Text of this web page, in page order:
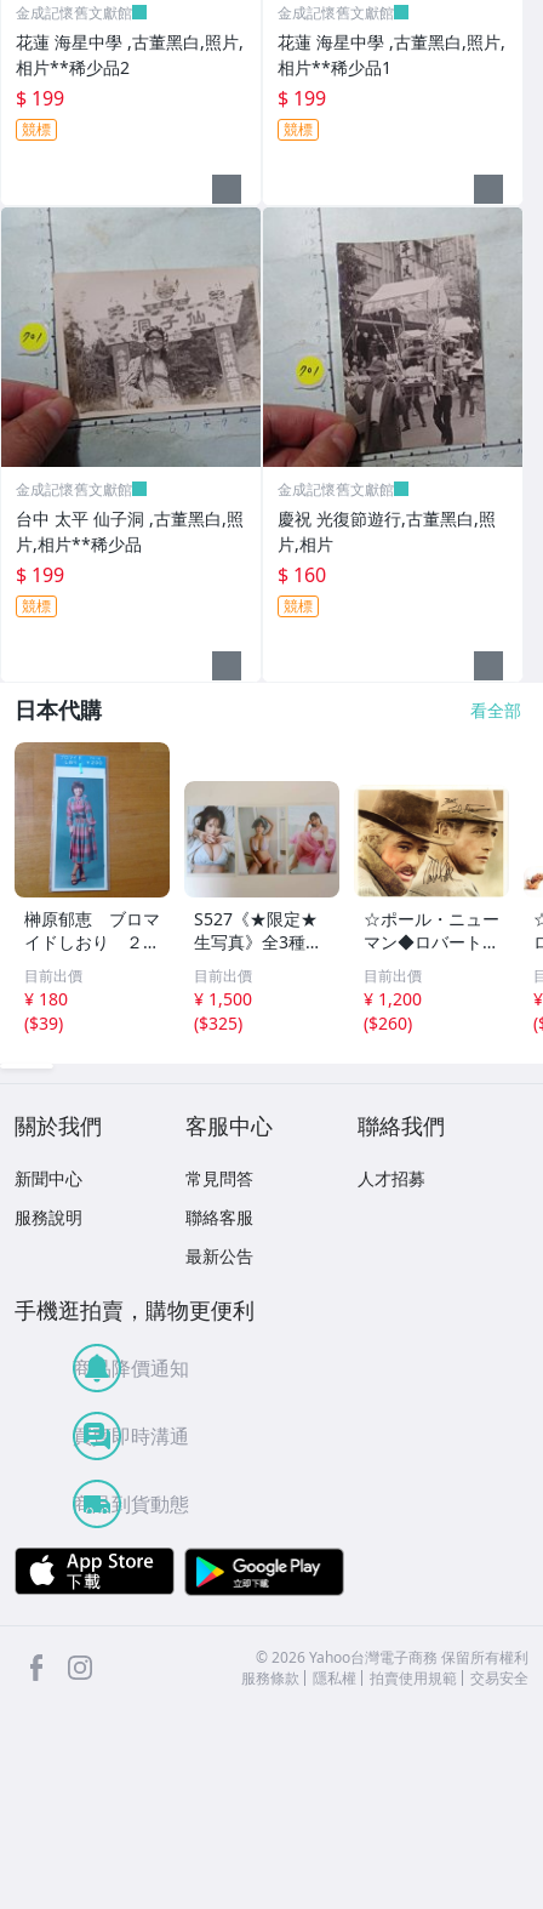
金成記懷舊文獻館
花蓮 海星中學 ,古董黑白,照片,
相片**稀少品2
$ 199
競標
金成記懷舊文獻館
花蓮 海星中學 ,古董黑白,照片,
相片**稀少品1
$ 199
競標
金成記懷舊文獻館
台中 太平 仙子洞 ,古董黑白,照
片,相片**稀少品
$ 199
競標
金成記懷舊文獻館
慶祝 光復節遊行,古董黑白,照
片,相片
$ 160
競標
日本代購 看全部
榊原郁恵 ブロマ
イドしおり ２枚
組 レトロ 送料
１１０円 未開封
目前出價
¥ 180
($39)
S527《★限定★
生写真》全3種セ
ット【井口裕香】
FLASH（フラッシ
ュ）2026年8月18
日・25日合併号
目前出價
¥ 1,500
($325)
☆ポール・ニュー
マン◆ロバート・
レッドフォード◆
サイン入り写真◆
30x20㎝☆
目前出價
¥ 1,200
($260)
(
關於我們
新聞中心
服務說明
客服中心
常見問答
聯絡客服
最新公告
聯絡我們
人才招募
手機逛拍賣，購物更便利
商品降價通知
買賣即時溝通
商品到貨動態
APP Store
facebook ©2026 Yahoo台灣電子商務 保留所有權利
服務條款
隱私權 拍賣使用規範 交易安全